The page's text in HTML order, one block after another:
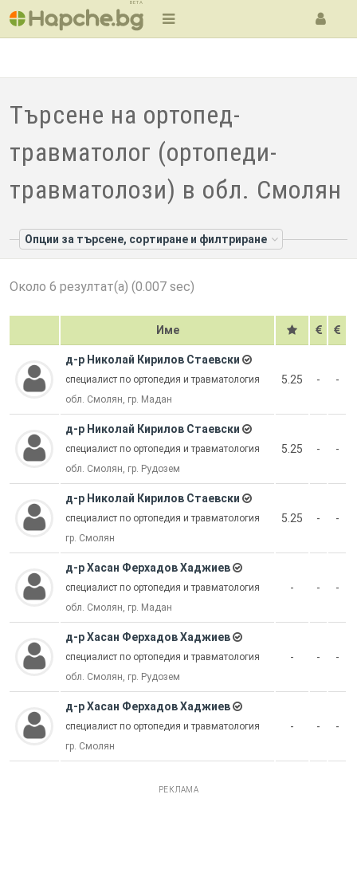
BETA
Търсене на ортопед-
травматолог (ортопеди-
травматолози) в обл. Смолян
Опции за търсене, сортиране и филтриране
Около 6 резултат(а) (0.007 sec)
Име
д-р Николай Кирилов Стаевски
специалист по ортопедия и травматология
обл. Смолян, гр. Мадан
5.25 - -
д-р Николай Кирилов Стаевски
специалист по ортопедия и травматология
обл. Смолян, гр. Рудозем
5.25 - -
д-р Николай Кирилов Стаевски
специалист по ортопедия и травматология
гр. Смолян
5.25 - -
д-р Хасан Ферхадов Хаджиев
специалист по ортопедия и травматология
обл. Смолян, гр. Мадан
- - -
д-р Хасан Ферхадов Хаджиев
специалист по ортопедия и травматология
обл. Смолян, гр. Рудозем
- - -
д-р Хасан Ферхадов Хаджиев
специалист по ортопедия и травматология
гр. Смолян
- - -
РЕКЛАМА